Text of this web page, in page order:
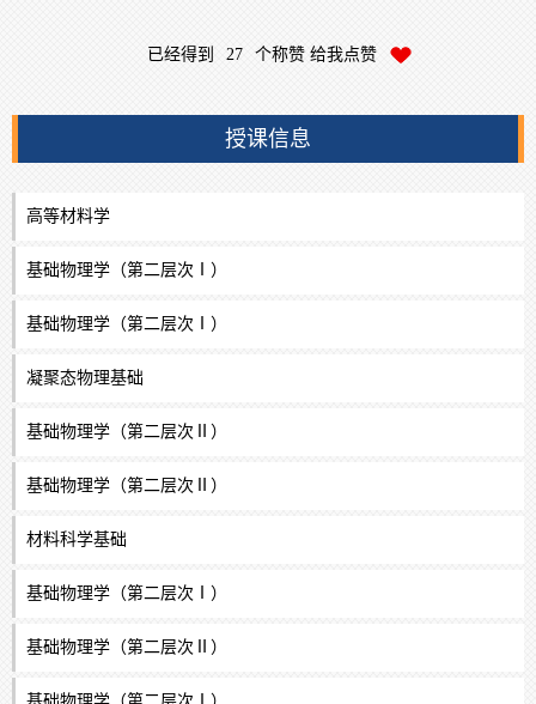
已经得到 27 个称赞 给我点赞
授课信息
高等材料学
基础物理学（第二层次Ⅰ）
基础物理学（第二层次Ⅰ）
凝聚态物理基础
基础物理学（第二层次Ⅱ）
基础物理学（第二层次Ⅱ）
材料科学基础
基础物理学（第二层次Ⅰ）
基础物理学（第二层次Ⅱ）